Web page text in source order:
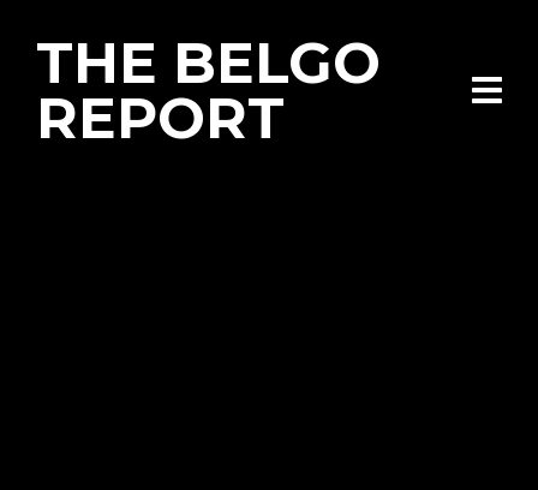
THE BELGO
REPORT